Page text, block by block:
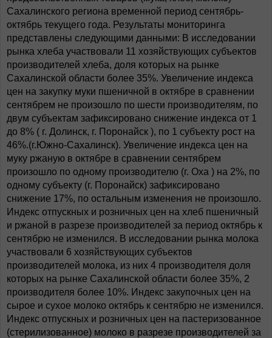
Сахалинского региона временной период сентябрь-
октябрь текущего года. Результаты мониторинга
представлены следующими данными: В исследовании
рынка хлеба участвовали 11 хозяйствующих субъектов
производителей хлеба, доля которых на рынке
Сахалинской области более 35%. Увеличение индекса
цен на закупку муки пшеничной в октябре в сравнении
сентябрем не произошло по шести производителям, по
двум субъектам зафиксировано снижение индекса от 1
до 8% ( г. Долинск, г. Поронайск ), по 1 субъекту рост на
46%.(г.Южно-Сахалинск). Увеличение индекса цен на
муку ржаную в октябре в сравнении сентябрем
произошло по одному производителю (г. Оха ) на 2%, по
одному субъекту (г. Поронайск) зафиксировано
снижение 17%, по остальным изменения не произошло.
Индекс отпускных и розничных цен на хлеб пшеничный
и ржаной в разрезе производителей за период октябрь к
сентябрю не изменился. В исследовании рынка молока
участвовали 6 хозяйствующих субъектов
производителей молока, из них 4 производителя доля
которых на рынке Сахалинской области более 35%, 2
производителя более 10%. Индекс закупочных цен на
сырое и сухое молоко октябрь к сентябрю не изменился.
Индекс отпускных и розничных цен на пастеризованное
(стерилизованное) молоко в разрезе производителей за